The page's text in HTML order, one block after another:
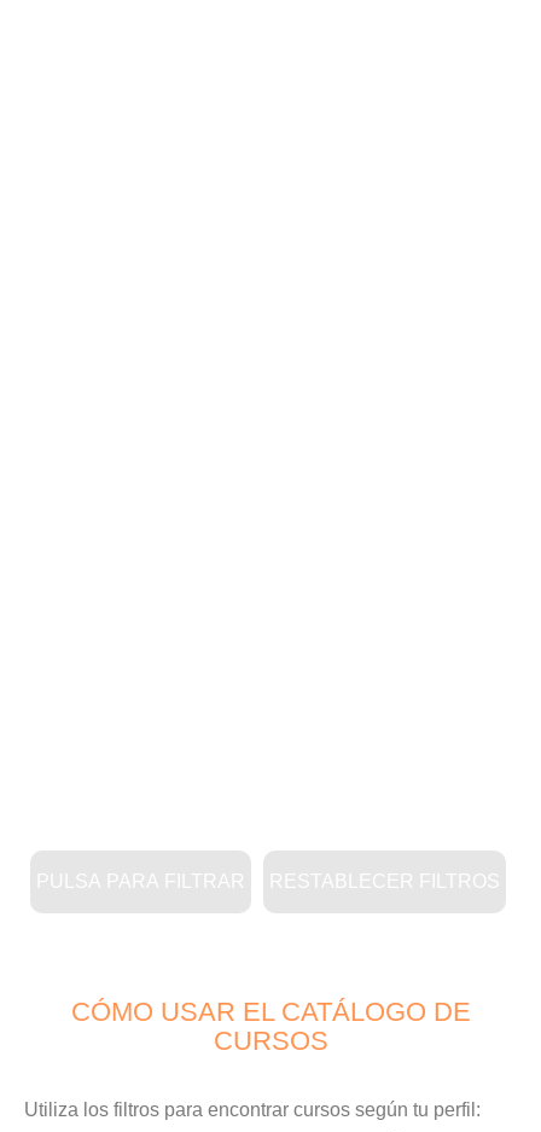
PULSA PARA FILTRAR RESTABLECER FILTROS
CÓMO USAR EL CATÁLOGO DE
CURSOS
Utiliza los filtros para encontrar cursos según tu perfil: